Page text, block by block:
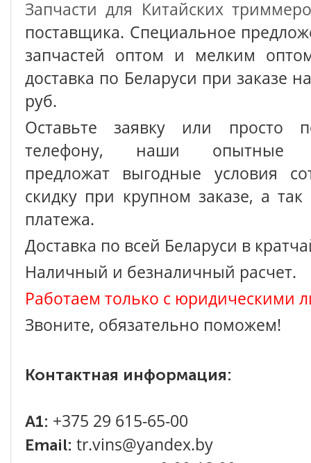
Запчасти для Китайских
поставщика. Специальное
запчастей оптом и мелким
доставка по Беларуси при заказе
руб.
Оставьте заявку или просто
телефону, наши опытные
предложат выгодные условия
скидку при крупном заказе, а так
платежа.
Доставка по всей Беларуси в
Наличный и безналичный расчет.
Работаем только с юридическими
Звоните, обязательно поможем!
Контактная информация:
A1: +375 29 615-65-00
Email: tr.vins@yandex.by